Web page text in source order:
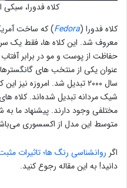
کلاه فدورا،
کلاه فدورا (Fedora) که ساخت
معروف شد. این کلاه ها، فقط یک
حفاظت از پوست و مو در برابر آفتاب
سال ۲۰۰۰ تبدیل شد. امروزه
شیک مردانه تبدیل شده‌اند. کلاه
مختلفی وجود دارند. پیشنهاد ما
متوسط این مدل از اکسسوری
اگر روانشناسی رنگ ها؛ تاثیرات
دانید! به این مقاله رجوع کنید.